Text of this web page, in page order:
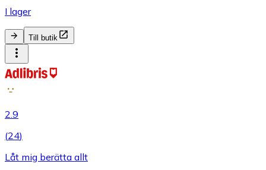
I lager
Till butik
2.9
(24)
Låt mig berätta allt